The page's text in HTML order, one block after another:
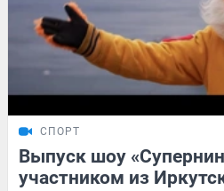
СПОРТ
Выпуск шоу
участником из